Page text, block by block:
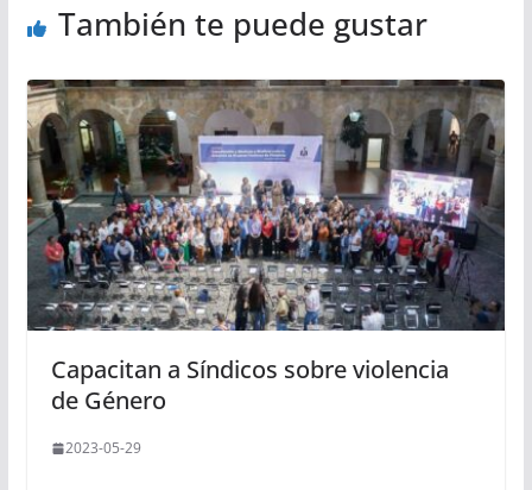
También te puede gustar
Capacitan a Síndicos sobre violencia
de Género
2023-05-29